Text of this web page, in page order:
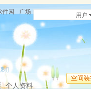
件园 广场 用户
]
空间
个人资料